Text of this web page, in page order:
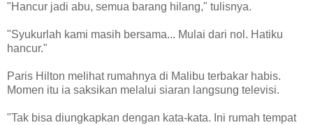
"Hancur jadi abu, semua barang hilang," tulisnya.
"Syukurlah kami masih bersama... Mulai dari nol. Hatiku
hancur."
Paris Hilton melihat rumahnya di Malibu terbakar habis.
Momen itu ia saksikan melalui siaran langsung televisi.
"Tak bisa diungkapkan dengan kata-kata. Ini rumah tempat